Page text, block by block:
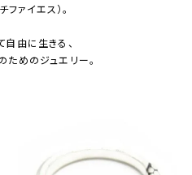
ファイエス）。
自由に生きる、
ためのジュエリー。